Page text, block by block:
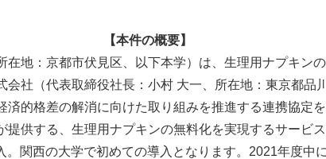
【本件の概要】
在地：京都市伏見区、以下本学）は、生理用ナプキン
会社（代表取締役社長：小村 大一、所在地：東京都品
済的格差の解消に向けた取り組みを推進する連携協定
提供する、生理用ナプキンの無料化を実現するサービ
。関西の大学で初めての導入となります。2021年度中